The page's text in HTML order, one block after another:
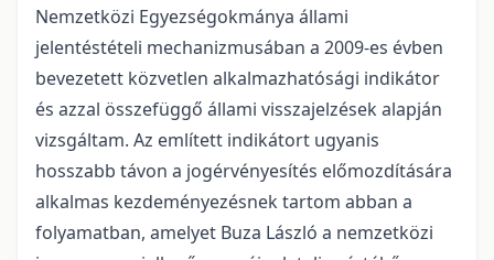
Nemzetközi Egyezségokmánya állami
jelentéstételi mechanizmusában a 2009-es évben
bevezetett közvetlen alkalmazhatósági indikátor
és azzal összefüggő állami visszajelzések alapján
vizsgáltam. Az említett indikátort ugyanis
hosszabb távon a jogérvényesítés előmozdítására
alkalmas kezdeményezésnek tartom abban a
folyamatban, amelyet Buza László a nemzetközi